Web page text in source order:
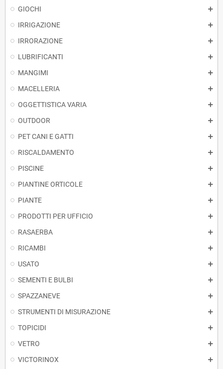
GIOCHI
IRRIGAZIONE
IRRORAZIONE
LUBRIFICANTI
MANGIMI
MACELLERIA
OGGETTISTICA VARIA
OUTDOOR
PET CANI E GATTI
RISCALDAMENTO
PISCINE
PIANTINE ORTICOLE
PIANTE
PRODOTTI PER UFFICIO
RASAERBA
RICAMBI
USATO
SEMENTI E BULBI
SPAZZANEVE
STRUMENTI DI MISURAZIONE
TOPICIDI
VETRO
VICTORINOX